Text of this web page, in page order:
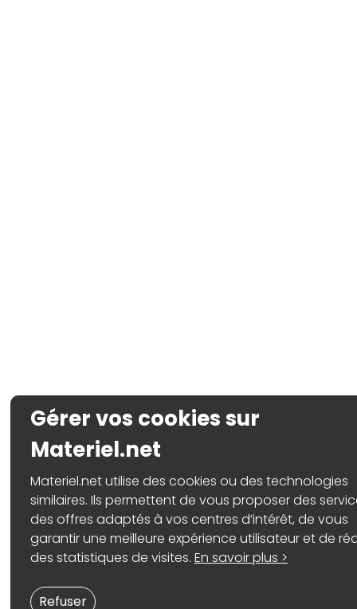
Gérer vos cookies sur
Materiel.net
Materiel.net utilise des cookies ou des technologies
similaires. Ils permettent de vous proposer des
des offres adaptés à vos centres d’intérêt, de vous
garantir une meilleure expérience utilisateur et de
des statistiques de visites.En savoir plus >
Refuser